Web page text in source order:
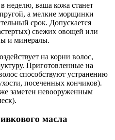
неделю, ваша кожа станет
а мелкие морщинки
срок. Допускается
свежих овощей или
и минералы.
на корни волос,
Приготовленные на
способствуют устранению
посеченных кончиков).
заметен невооруженным
масла